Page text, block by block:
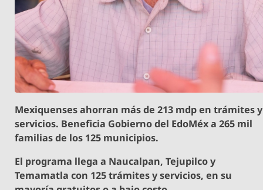
Mexiquenses ahorran más de 213 mdp en trámites y
servicios. Beneficia Gobierno del EdoMéx a 265 mil
familias de los 125 municipios.
El programa llega a Naucalpan, Tejupilco y
Temamatla con 125 trámites y servicios, en su